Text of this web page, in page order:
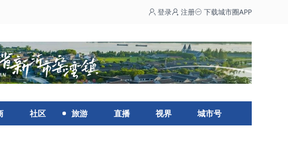
登录 注册 下载城市圈APP
社区 旅游 直播 视界 城市号